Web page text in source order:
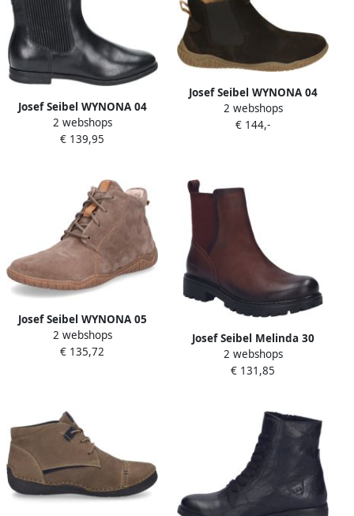
Josef Seibel WYNONA 04
Half-hoge schoenenBarefoot
Zwart
2 webshops
€ 139,95
Josef Seibel WYNONA 04
Half-hoge schoenen Bruin
2 webshops
€ 144,-
Josef Seibel WYNONA 05
Hoge
sneakersVeterbootsDames
damesschoenen
JosefBarefoot Taupe
2 webshops
€ 135,72
Josef Seibel Melinda 30
Stiefelette für Damen Rot
2 webshops
€ 131,85